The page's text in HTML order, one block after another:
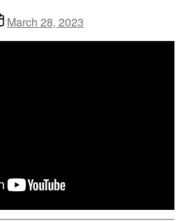
March 28, 2023